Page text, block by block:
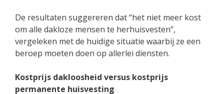
De resultaten suggereren dat “het niet meer kost
om alle dakloze mensen te herhuisvesten”,
vergeleken met de huidige situatie waarbij ze een
beroep moeten doen op allerlei diensten.
Kostprijs dakloosheid versus kostprijs
permanente huisvesting